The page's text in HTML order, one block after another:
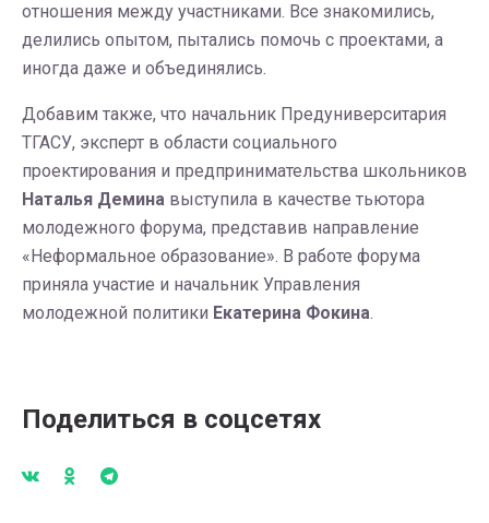
отношения между участниками. Все знакомились,
делились опытом, пытались помочь с проектами, а
иногда даже и объединялись.
Добавим также, что начальник Предуниверситария
ТГАСУ, эксперт в области социального
проектирования и предпринимательства школьников
Наталья Демина выступила в качестве тьютора
молодежного форума, представив направление
«Неформальное образование». В работе форума
приняла участие и начальник Управления
молодежной политики Екатерина Фокина.
Поделиться в соцсетях